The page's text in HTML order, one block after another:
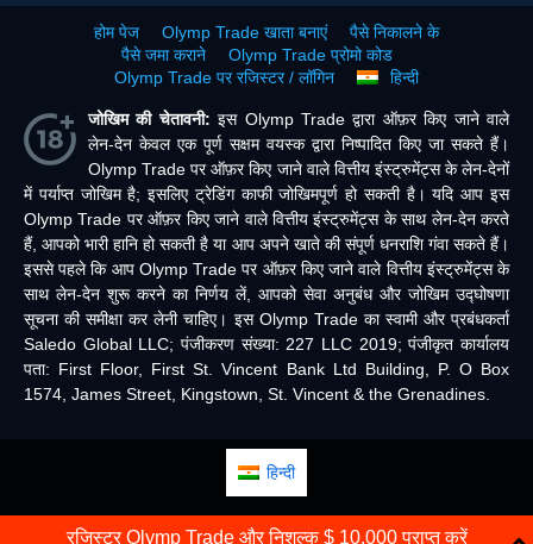
होम पेज Olymp Trade खाता बनाएं
पैसे निकालने के
पैसे जमा कराने
Olymp Trade प्रोमो कोड
Olymp Trade पर रजिस्टर / लॉगिन
हिन्दी
जोखिम की चेतावनी: इस Olymp Trade द्वारा ऑफ़र किए जाने वाले
लेन-देन केवल एक पूर्ण सक्षम वयस्क द्वारा निष्पादित किए जा सकते हैं।
Olymp Trade पर ऑफ़र किए जाने वाले वित्तीय इंस्ट्रुमेंट्स के लेन-देनों
में पर्याप्त जोखिम है; इसलिए ट्रेडिंग काफी जोखिमपूर्ण हो सकती है। यदि आप इस
Olymp Trade पर ऑफ़र किए जाने वाले वित्तीय इंस्ट्रुमेंट्स के साथ लेन-देन करते
हैं, आपको भारी हानि हो सकती है या आप अपने खाते की संपूर्ण धनराशि गंवा सकते हैं।
इससे पहले कि आप Olymp Trade पर ऑफ़र किए जाने वाले वित्तीय इंस्ट्रुमेंट्स के
साथ लेन-देन शुरू करने का निर्णय लें, आपको सेवा अनुबंध और जोखिम उद्घोषणा
सूचना की समीक्षा कर लेनी चाहिए। इस Olymp Trade का स्वामी और प्रबंधकर्ता
Saledo Global LLC; पंजीकरण संख्या: 227 LLC 2019; पंजीकृत कार्यालय
पता: First Floor, First St. Vincent Bank Ltd Building, P. O Box
1574, James Street, Kingstown, St. Vincent & the Grenadines.
हिन्दी
रजिस्टर Olymp Trade और निशुल्क $ 10,000 प्राप्त करें